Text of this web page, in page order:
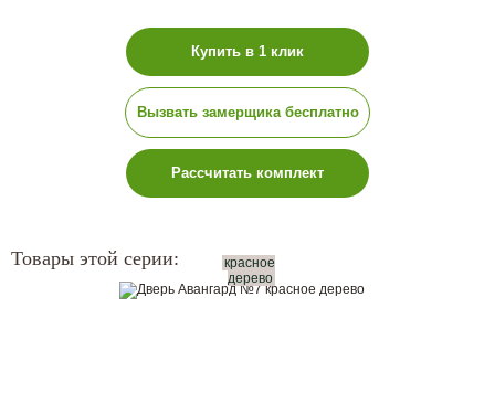
Купить в 1 клик
Вызвать замерщика бесплатно
Рассчитать комплект
Товары этой серии:
красное
дерево